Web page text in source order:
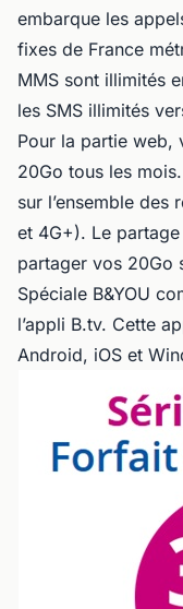
embarque les
fixes de France
MMS sont illimités
les SMS illimités
Pour la partie web,
20Go tous les
sur l’ensemble des
et 4G+). Le
partager vos 20Go
Spéciale B&YOU
l’appli B.tv. Cette
Android, iOS et